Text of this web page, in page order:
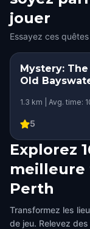
jouer
Essayez ces
Mystery:
Old
1.3 km | Avg. time:
5
Explorez
meilleure
Perth
Transformez les
de jeu. Relevez